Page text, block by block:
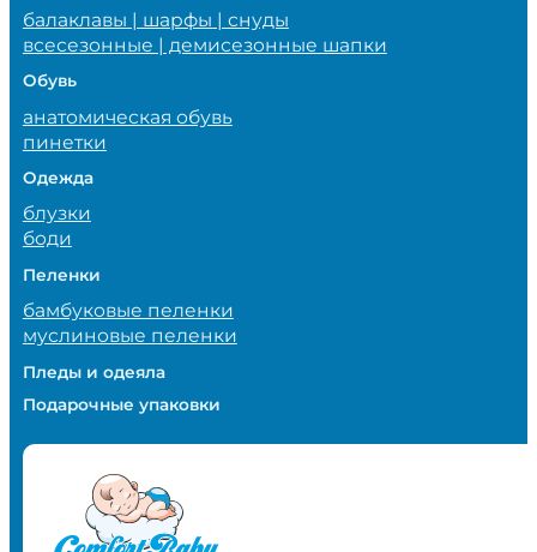
балаклавы | шарфы | снуды
всесезонные | демисезонные шапки
Обувь
анатомическая обувь
пинетки
Одежда
блузки
боди
Пеленки
бамбуковые пеленки
муслиновые пеленки
Пледы и одеяла
Подарочные упаковки